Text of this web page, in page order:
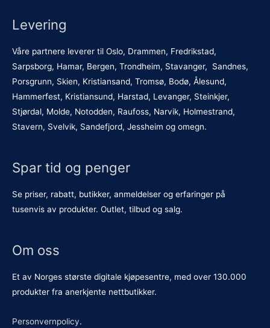
Levering
Våre partnere leverer til Oslo, Drammen, Fredrikstad,
Sarpsborg, Hamar, Bergen, Trondheim, Stavanger, Sandnes,
Porsgrunn, Skien, Kristiansand, Tromsø, Bodø, Ålesund,
Hammerfest, Kristiansund, Harstad, Levanger, Steinkjer,
Stjørdal, Molde, Notodden, Raufoss, Narvik, Holmestrand,
Stavern, Svelvik, Sandefjord, Jessheim og omegn.
Spar tid og penger
Se priser, rabatt, butikker, anmeldelser og erfaringer på
tusenvis av produkter. Outlet, tilbud og salg.
Om oss
Et av Norges største digitale kjøpesentre, med over 130.000
produkter fra anerkjente nettbutikker.
Personvernpolicy.